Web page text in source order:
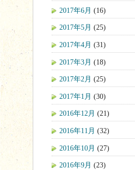
2017年6月 (16)
2017年5月 (25)
2017年4月 (31)
2017年3月 (18)
2017年2月 (25)
2017年1月 (30)
2016年12月 (21)
2016年11月 (32)
2016年10月 (27)
2016年9月 (23)